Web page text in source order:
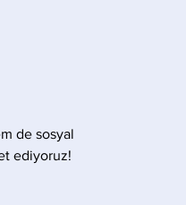
de sosyal
ediyoruz!